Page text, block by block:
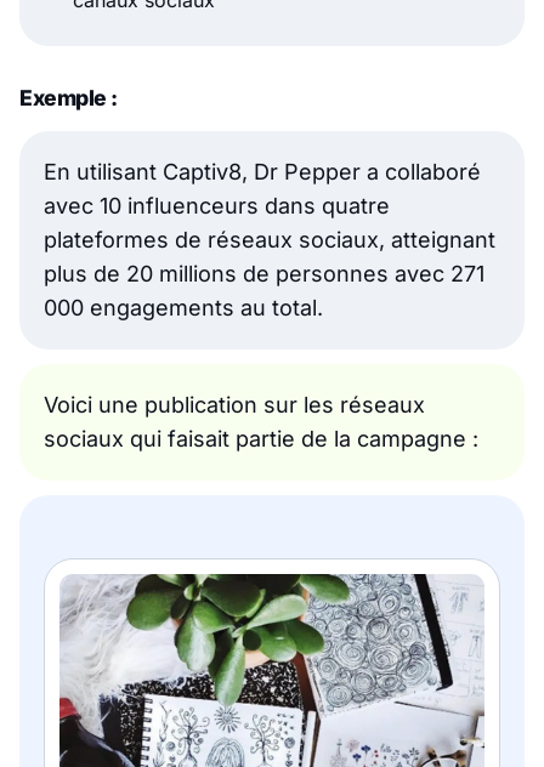
Exemple :
En utilisant Captiv8, Dr Pepper a collaboré
avec 10 influenceurs dans quatre
plateformes de réseaux sociaux, atteignant
plus de 20 millions de personnes avec 271
000 engagements au total.
Voici une publication sur les réseaux
sociaux qui faisait partie de la campagne :